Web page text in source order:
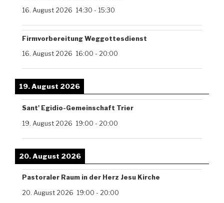
16. August 2026 14:30 - 15:30
Firmvorbereitung Weggottesdienst
16. August 2026 16:00 - 20:00
19. August 2026
Sant' Egidio-Gemeinschaft Trier
19. August 2026 19:00 - 20:00
20. August 2026
Pastoraler Raum in der Herz Jesu Kirche
20. August 2026 19:00 - 20:00